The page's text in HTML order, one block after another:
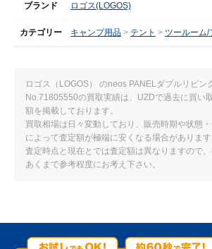
ブランド ロゴス(LOGOS)
カテゴリー キャンプ用品 テント ツールーム/
ロゴス（LOGOS） のneos PANELダブルリビン
No.71805550の買取実績は、UZDで過去に買い
額を掲載しております。
買取相場は日々変動しており、販売時期や状態
によって査定額が極端に安くなる場合があります
査定時点と現在とでは査定額は異なりますので
あくまで参考程度にお考え下さい。